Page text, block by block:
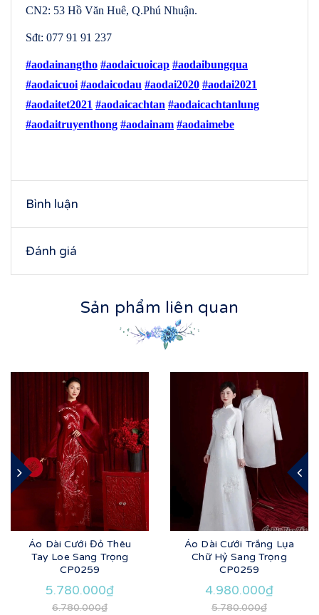
CN2: 53 Hồ Văn Huê, Q.Phú Nhuận.
Sđt: 077 91 91 237
#aodainangtho #aodaicuoicap #aodaibungqua
#aodaicuoi #aodaicodau #aodai2020 #aodai2021
#aodaitet2021 #aodaicachtan #aodaicachtanlung
#aodaitruyenthong #aodainam #aodaimebe
Bình luận
Đánh giá
Sản phẩm liên quan
Áo Dài Cưới Đỏ Thêu
Tay Loe Sang Trọng
CP0259
5.780.000₫
6.780.000₫
Áo Dài Cưới Trắng Lụa
Chữ Hỷ Sang Trọng
CP0259
4.980.000₫
5.780.000₫